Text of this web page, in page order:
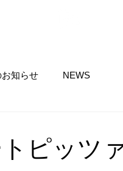
知らせ NEWS
ピッツ